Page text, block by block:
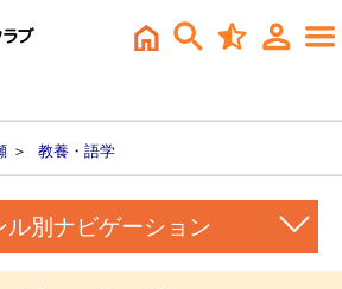
＞ 教養・語学
ル別ナビゲーション